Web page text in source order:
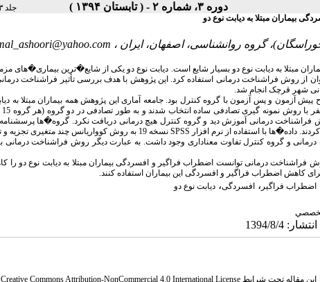
دوره ۳، شماره ۲ - ( تابستان ۱۳۹۴ ) جلد ۳ شماره ۲ صفحات ۲۹-۱۹
بیماران مبتلا به دیابت نوع دو
گروه روانشناسی، اصفهان، ایران ،
مبتلا به دیابت نوع دو بسیار شایع است. دیابت نوع دو یکی از شایع�ترین
از روش فراشناخت درمانی استفاده کرد. این پژوهش با هدف بررسی تأثیر فراشناخت
شهر قرچک انجام شد.
آزمون و پس آزمون با گروه کنترل بود. جامعه آماری این پژوهش همه بیماران مبتلا به
داده�ها با استفاده از نرم افزار SPSS نسخه 19 به روش کوواریانس چند متغیری تجزیه و تحلیل شدند.
درمانی و گروه کنترل تفاوت معناداری وجود داشت. به عبارت دیگر روش فراشناخت
فراشناخت درمانی توانست اضطراب فراگیر و افسردگی بیماران مبتلا به دیابت نوع دو را
کاهش اضطراب فراگیر و افسردگی این بیماران استفاده کنند.
اضطراب فراگیر ، افسردگی، دیابت نوع دو
این مقاله تحت شرایط Creative Commons Attribution-NonCommercial 4.0 International License